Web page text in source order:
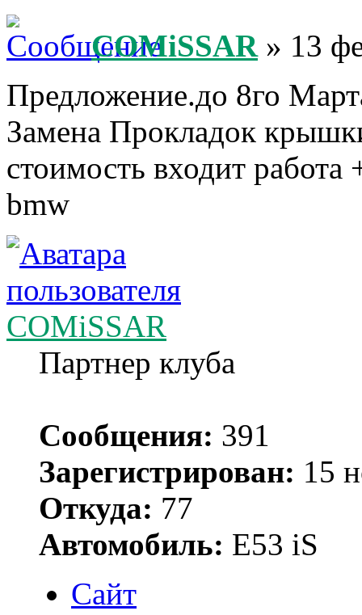
COMiSSAR» 13
Предложение.до 8го
Замена Прокладок
стоимость входит
bmw
COMiSSAR
Партнер клуба
Сообщения: 391
Зарегистрирован: 15
Откуда: 77
Автомобиль: Е53 iS
Сайт